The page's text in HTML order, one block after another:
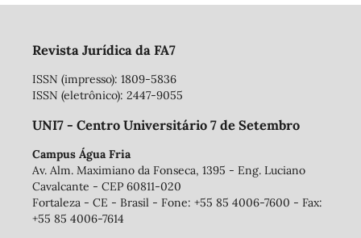
Revista Jurídica da FA7
ISSN (impresso): 1809-5836
ISSN (eletrônico): 2447-9055
UNI7 - Centro Universitário 7 de Setembro
Campus Água Fria
Av. Alm. Maximiano da Fonseca, 1395 - Eng. Luciano
Cavalcante - CEP 60811-020
Fortaleza - CE - Brasil - Fone: +55 85 4006-7600 - Fax:
+55 85 4006-7614